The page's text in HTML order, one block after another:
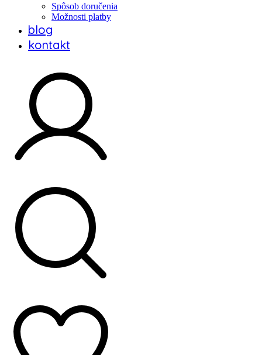
Spôsob doručenia
Možnosti platby
blog
kontakt